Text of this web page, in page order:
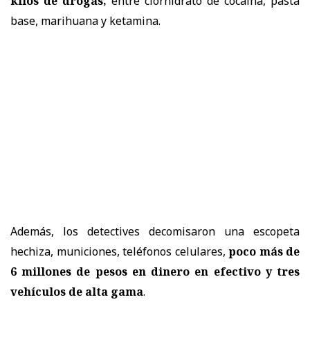
base, marihuana y ketamina.
Además, los detectives decomisaron una escopeta
hechiza, municiones, teléfonos celulares, poco más de
6 millones de pesos en dinero en efectivo y tres
vehículos de alta gama.